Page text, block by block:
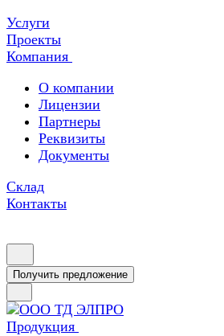
Услуги
Проекты
Компания
О компании
Лицензии
Партнеры
Реквизиты
Документы
Склад
Контакты
Получить предложение
Продукция